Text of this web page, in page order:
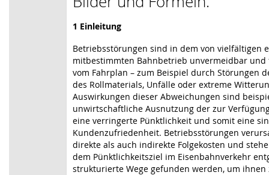
1 Einleitung
Betriebsstörungen sind in dem von vielfältigen
mitbestimmten Bahnbetrieb unvermeidbar
vom Fahrplan – zum Beispiel durch Störungen
des Rollmaterials, Unfälle oder extreme
Auswirkungen dieser Abweichungen sind
unwirtschaftliche Ausnutzung der zur
eine verringerte Pünktlichkeit und somit eine
Kundenzufriedenheit. Betriebsstörungen
direkte als auch indirekte Folgekosten und
dem Pünktlichkeitsziel im Eisenbahnverkehr
strukturierte Wege gefunden werden, um ihnen